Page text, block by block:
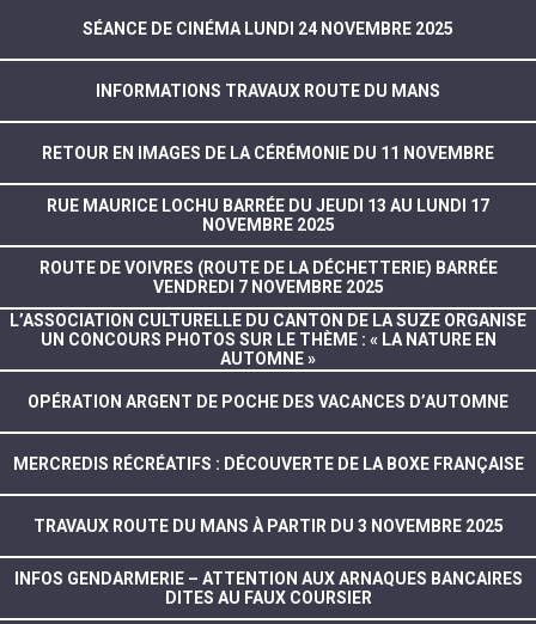
SÉANCE DE CINÉMA LUNDI 24 NOVEMBRE 2025
INFORMATIONS TRAVAUX ROUTE DU MANS
RETOUR EN IMAGES DE LA CÉRÉMONIE DU 11 NOVEMBRE
RUE MAURICE LOCHU BARRÉE DU JEUDI 13 AU LUNDI 17
NOVEMBRE 2025
ROUTE DE VOIVRES (ROUTE DE LA DÉCHETTERIE) BARRÉE
VENDREDI 7 NOVEMBRE 2025
L’ASSOCIATION CULTURELLE DU CANTON DE LA SUZE ORGANISE
UN CONCOURS PHOTOS SUR LE THÈME : « LA NATURE EN
AUTOMNE »
OPÉRATION ARGENT DE POCHE DES VACANCES D’AUTOMNE
MERCREDIS RÉCRÉATIFS : DÉCOUVERTE DE LA BOXE FRANÇAISE
TRAVAUX ROUTE DU MANS À PARTIR DU 3 NOVEMBRE 2025
INFOS GENDARMERIE – ATTENTION AUX ARNAQUES BANCAIRES
DITES AU FAUX COURSIER